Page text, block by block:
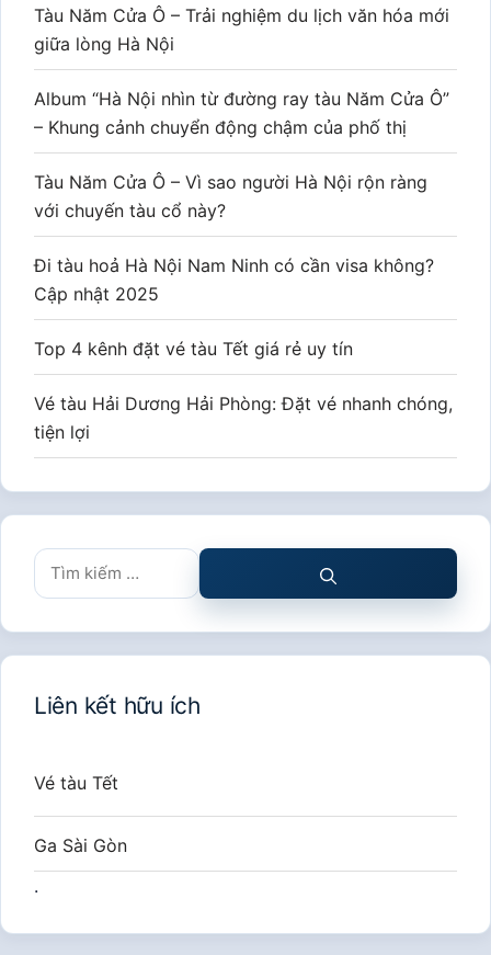
Tàu Năm Cửa Ô – Trải nghiệm du lịch văn hóa mới
giữa lòng Hà Nội
Album “Hà Nội nhìn từ đường ray tàu Năm Cửa Ô”
– Khung cảnh chuyển động chậm của phố thị
Tàu Năm Cửa Ô – Vì sao người Hà Nội rộn ràng
với chuyến tàu cổ này?
Đi tàu hoả Hà Nội Nam Ninh có cần visa không?
Cập nhật 2025
Top 4 kênh đặt vé tàu Tết giá rẻ uy tín
Vé tàu Hải Dương Hải Phòng: Đặt vé nhanh chóng,
tiện lợi
Tìm
kiếm
Liên kết hữu ích
Vé tàu Tết
Ga Sài Gòn
.